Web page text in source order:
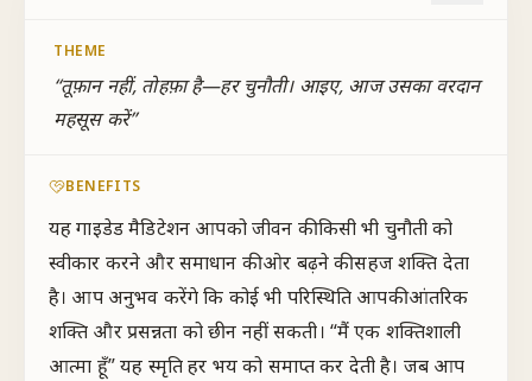
THEME
“तूफ़ान नहीं, तोहफ़ा है—हर चुनौती। आइए, आज उसका वरदान
महसूस करें”
BENEFITS
यह गाइडेड मैडिटेशन आपको जीवन की किसी भी चुनौती को
स्वीकार करने और समाधान की ओर बढ़ने की सहज शक्ति देता
है। आप अनुभव करेंगे कि कोई भी परिस्थिति आपकी आंतरिक
शक्ति और प्रसन्नता को छीन नहीं सकती। “मैं एक शक्तिशाली
आत्मा हूँ” यह स्मृति हर भय को समाप्त कर देती है। जब आप